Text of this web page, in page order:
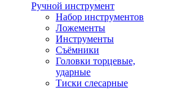
Ручной инструмент
Набор инструментов
Ложементы
Инструменты
Съёмники
Головки торцевые,
ударные
Тиски слесарные